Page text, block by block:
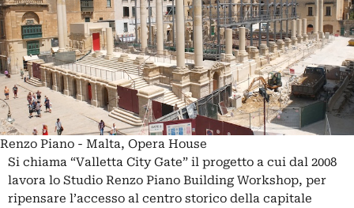
Renzo Piano - Malta, Opera House
Si chiama “Valletta City Gate” il progetto a cui dal 2008
lavora lo Studio Renzo Piano Building Workshop, per
ripensare l’accesso al centro storico della capitale